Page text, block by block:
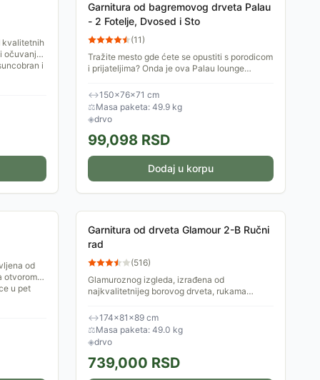
kvalitetnih
očuvanje
i
Garnitura od bagremovog drveta Palau
- 2 Fotelje, Dvosed i Sto
(11)
Tražite mesto gde ćete se opustiti s porodicom
i prijateljima? Onda je ova Palau lounge
je savršena za...
↔150×76×71 cm
⚖Masa paketa: 49.9 kg
◈drvo
99,098 RSD
Dodaj u korpu
od
otvorom
u pet
Garnitura od drveta Glamour 2-B Ručni
rad
(516)
Glamuroznog izgleda, izrađena od
najkvalitetnijeg borovog drveta, rukama
fotelje, dvosed i stočić. Može...
↔174×81×89 cm
⚖Masa paketa: 49.0 kg
◈drvo
739,000 RSD